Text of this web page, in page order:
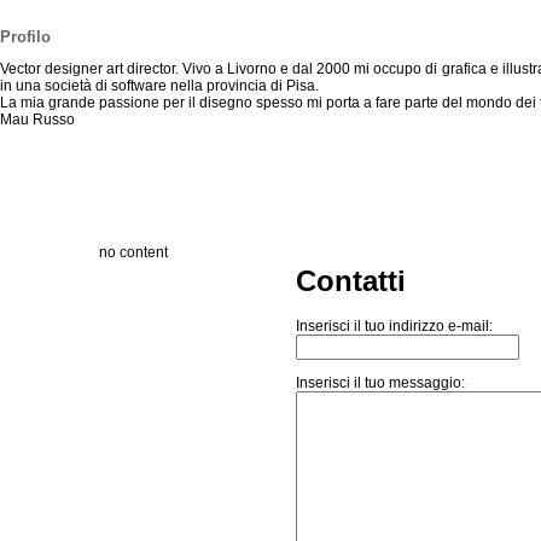
Profilo
Vector designer art director. Vivo a Livorno e dal 2000 mi occupo di grafica e
in una società di software nella provincia di Pisa.
La mia grande passione per il disegno spesso mi porta a fare parte del mondo
Mau Russo
no content
Contatti
Inserisci il tuo indirizzo e-mail:
Inserisci il tuo messaggio: